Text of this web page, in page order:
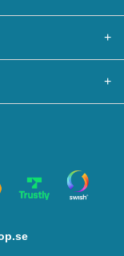
+
+